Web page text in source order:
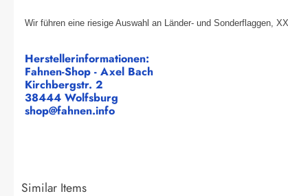
Wir führen eine riesige Auswahl an Länder- und Sonderflaggen,
Herstellerinformationen:
Fahnen-Shop - Axel Bach
Kirchbergstr. 2
38444 Wolfsburg
shop@fahnen.info
Similar Items